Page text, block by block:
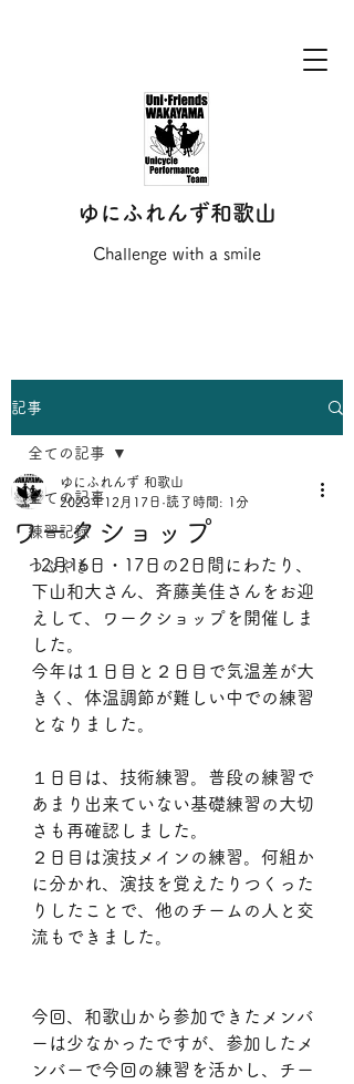
ゆにふれんず和歌山
Challenge with a smile
記事
全ての記事
練習記録
つぶやき
全ての記事
ワークショップ
ゆにふれんず 和歌山
2023年12月17日 読了時間: 1分
12月16日・17日の2日間にわたり、
下山和大さん、斉藤美佳さんをお迎
えして、ワークショップを開催しま
した。
今年は１日目と２日目で気温差が大
きく、体温調節が難しい中での練習
となりました。
１日目は、技術練習。普段の練習で
あまり出来ていない基礎練習の大切
さも再確認しました。
２日目は演技メインの練習。何組か
に分かれ、演技を覚えたりつくった
りしたことで、他のチームの人と交
流もできました。
今回、和歌山から参加できたメンバ
ーは少なかったですが、参加したメ
ンバーで今回の練習を活かし、チー